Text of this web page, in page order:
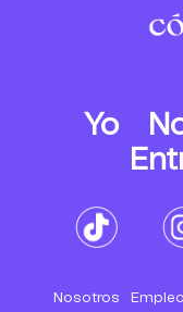
Yo
Nosotros Empleo